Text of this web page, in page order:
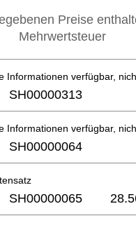
Preise
Mehrwertsteuer
Informationen verfügbar,
SH00000313
Informationen verfügbar,
SH00000064
SH00000065